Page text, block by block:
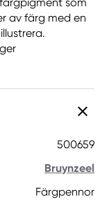
av färg med en
500659
Bruynzeel
Färgpennor